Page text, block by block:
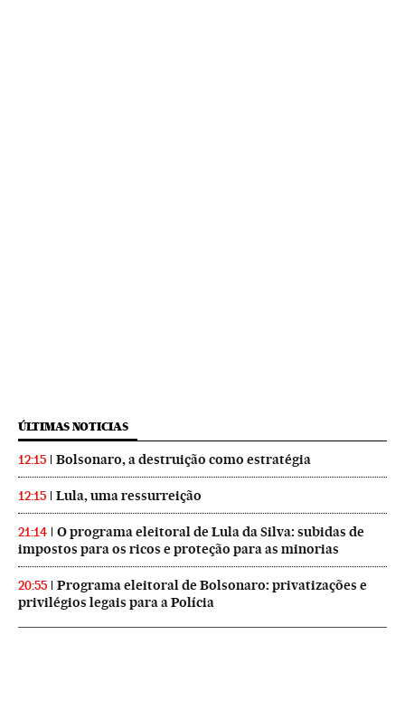
ÚLTIMAS NOTICIAS
12:15 Bolsonaro, a destruição como estratégia
12:15 Lula, uma ressurreição
21:14
O programa eleitoral de Lula da Silva: subidas de
impostos para os ricos e proteção para as minorias
20:55
Programa eleitoral de Bolsonaro: privatizações e
privilégios legais para a Polícia